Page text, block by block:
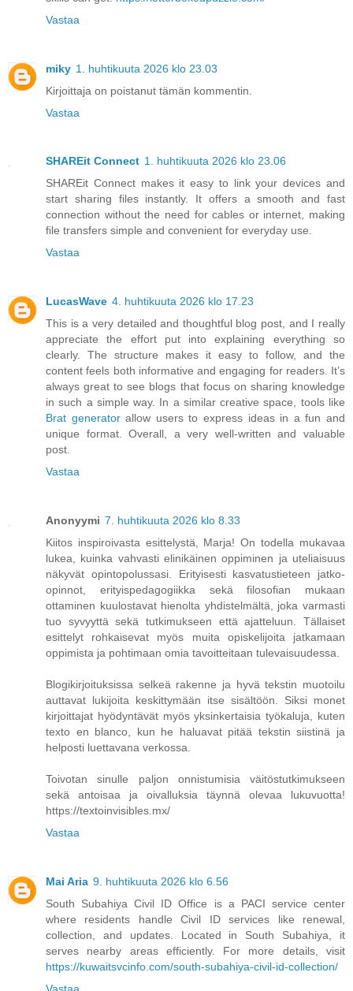
Vastaa
miky 1. huhtikuuta 2026 klo 23.03
Kirjoittaja on poistanut tämän kommentin.
Vastaa
SHAREit Connect 1. huhtikuuta 2026 klo 23.06
SHAREit Connect makes it easy to link your devices and
start sharing files instantly. It offers a smooth and fast
connection without the need for cables or internet, making
file transfers simple and convenient for everyday use.
Vastaa
LucasWave 4. huhtikuuta 2026 klo 17.23
This is a very detailed and thoughtful blog post, and I really
appreciate the effort put into explaining everything so
clearly. The structure makes it easy to follow, and the
content feels both informative and engaging for readers. It’s
always great to see blogs that focus on sharing knowledge
in such a simple way. In a similar creative space, tools like
Brat generatorallow users to express ideas in a fun and
unique format. Overall, a very well-written and valuable
post.
Vastaa
Anonyymi 7. huhtikuuta 2026 klo 8.33
Kiitos inspiroivasta esittelystä, Marja! On todella mukavaa
lukea, kuinka vahvasti elinikäinen oppiminen ja uteliaisuus
näkyvät opintopolussasi. Erityisesti kasvatustieteen jatko-
opinnot, erityispedagogiikka sekä filosofian mukaan
ottaminen kuulostavat hienolta yhdistelmältä, joka varmasti
tuo syvyyttä sekä tutkimukseen että ajatteluun. Tällaiset
esittelyt rohkaisevat myös muita opiskelijoita jatkamaan
oppimista ja pohtimaan omia tavoitteitaan tulevaisuudessa.
Blogikirjoituksissa selkeä rakenne ja hyvä tekstin muotoilu
auttavat lukijoita keskittymään itse sisältöön. Siksi monet
kirjoittajat hyödyntävät myös yksinkertaisia työkaluja, kuten
texto en blanco, kun he haluavat pitää tekstin siistinä ja
helposti luettavana verkossa.
Toivotan sinulle paljon onnistumisia väitöstutkimukseen
sekä antoisaa ja oivalluksia täynnä olevaa lukuvuotta!
https://textoinvisibles.mx/
Vastaa
Mai Aria 9. huhtikuuta 2026 klo 6.56
South Subahiya Civil ID Office is a PACI service center
where residents handle Civil ID services like renewal,
collection, and updates. Located in South Subahiya, it
serves nearby areas efficiently. For more details, visit
https://kuwaitsvcinfo.com/south-subahiya-civil-id-collection/